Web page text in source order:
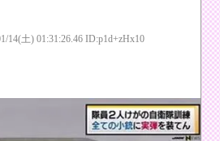
14(土) 01:31:26.46 ID:p1d+zHx10